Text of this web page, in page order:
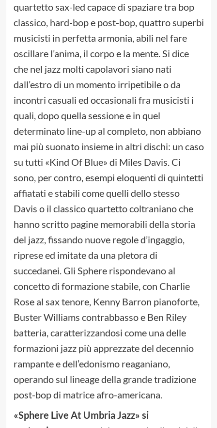
quartetto sax-led capace di spaziare tra bop
classico, hard-bop e post-bop, quattro superbi
musicisti in perfetta armonia, abili nel fare
oscillare l’anima, il corpo e la mente. Si dice
che nel jazz molti capolavori siano nati
dall’estro di un momento irripetibile o da
incontri casuali ed occasionali fra musicisti i
quali, dopo quella sessione e in quel
determinato line-up al completo, non abbiano
mai più suonato insieme in altri dischi: un caso
su tutti «Kind Of Blue» di Miles Davis. Ci
sono, per contro, esempi eloquenti di quintetti
affiatati e stabili come quelli dello stesso
Davis o il classico quartetto coltraniano che
hanno scritto pagine memorabili della storia
del jazz, fissando nuove regole d’ingaggio,
riprese ed imitate da una pletora di
succedanei. Gli Sphere rispondevano al
concetto di formazione stabile, con Charlie
Rose al sax tenore, Kenny Barron pianoforte,
Buster Williams contrabbasso e Ben Riley
batteria, caratterizzandosi come una delle
formazioni jazz più apprezzate del decennio
rampante e dell’edonismo reaganiano,
operando sul lineage della grande tradizione
post-bop di matrice afro-americana.
«Sphere Live At Umbria Jazz» si